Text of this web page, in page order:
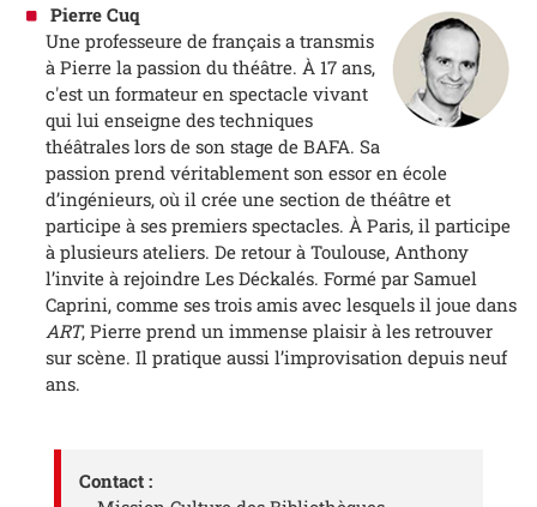
Pierre Cuq
Une professeure de français a transmis
à Pierre la passion du théâtre. À 17 ans,
c'est un formateur en spectacle vivant
qui lui enseigne des techniques
théâtrales lors de son stage de BAFA. Sa
passion prend véritablement son essor en école
dʼingénieurs, où il crée une section de théâtre et
participe à ses premiers spectacles. À Paris, il participe
à plusieurs ateliers. De retour à Toulouse, Anthony
lʼinvite à rejoindre Les Déckalés. Formé par Samuel
Caprini, comme ses trois amis avec lesquels il joue dans
ART, Pierre prend un immense plaisir à les retrouver
sur scène. Il pratique aussi lʼimprovisation depuis neuf
ans.
Contact :